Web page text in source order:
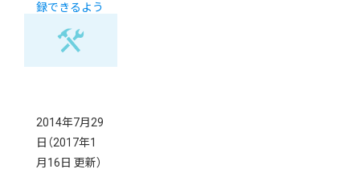
録できるよう
になりまし
2014年7月29
日 （2017年1
月16日 更新）